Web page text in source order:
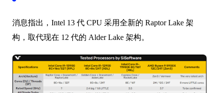
消息指出，Intel 13 代 CPU 采用全新的 Raptor Lake 架
构，取代现在 12 代的 Alder Lake 架构。